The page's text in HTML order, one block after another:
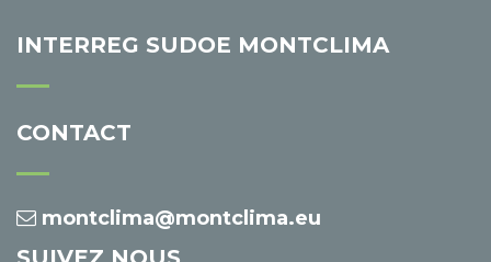
INTERREG SUDOE MONTCLIMA
CONTACT
montclima@montclima.eu